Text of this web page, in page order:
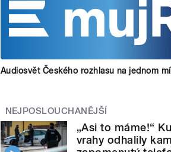
Audiosvět Českého rozhlasu na jednom
NEJPOSLOUCHANĚJŠÍ
„Asi to máme!“
vrahy odhalily